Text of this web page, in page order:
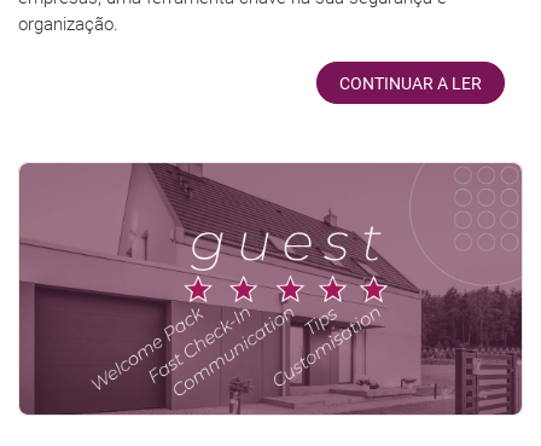
organização.
CONTINUAR A LER